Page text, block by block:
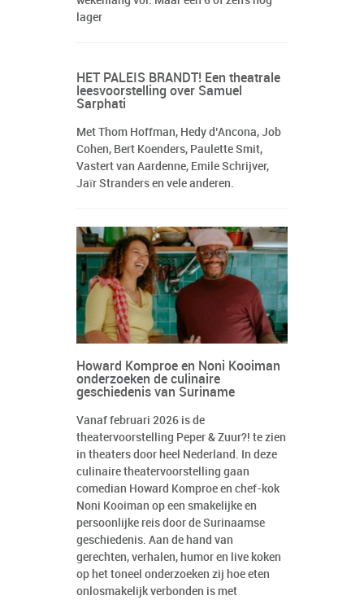
lager
HET PALEIS BRANDT! Een theatrale
leesvoorstelling over Samuel
Sarphati
Met Thom Hoffman, Hedy d’Ancona, Job
Cohen, Bert Koenders, Paulette Smit,
Vastert van Aardenne, Emile Schrijver,
Jaïr Stranders en vele anderen.
Howard Komproe en Noni Kooiman
onderzoeken de culinaire
geschiedenis van Suriname
Vanaf februari 2026 is de
theatervoorstelling Peper & Zuur?! te zien
in theaters door heel Nederland. In deze
culinaire theatervoorstelling gaan
comedian Howard Komproe en chef-kok
Noni Kooiman op een smakelijke en
persoonlijke reis door de Surinaamse
geschiedenis. Aan de hand van
gerechten, verhalen, humor en live koken
op het toneel onderzoeken zij hoe eten
onlosmakelijk verbonden is met